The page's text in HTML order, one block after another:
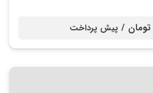
پیش پرداخت